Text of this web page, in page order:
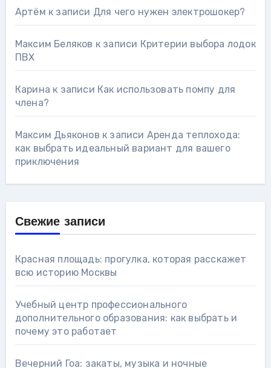
Артём к записи Для чего нужен электрошокер?
Максим Беляков к записи Критерии выбора лодок
ПВХ
Карина к записи Как использовать помпу для
члена?
Максим Дьяконов к записи Аренда теплохода:
как выбрать идеальный вариант для вашего
приключения
Свежие записи
Красная площадь: прогулка, которая расскажет
всю историю Москвы
Учебный центр профессионального
дополнительного образования: как выбрать и
почему это работает
Вечерний Гоа: закаты, музыка и ночные